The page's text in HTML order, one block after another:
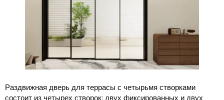
Раздвижная дверь для террасы с четырьмя створками
состоит из четырех створок: двух фиксированных и двух